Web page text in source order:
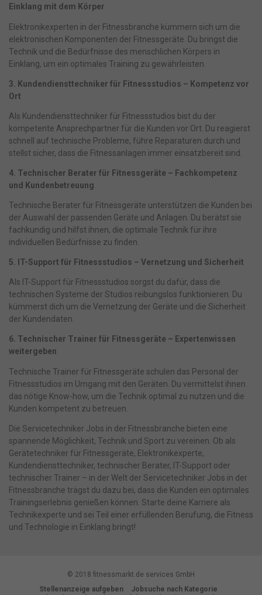
Einklang mit dem Körper
Elektronikexperten in der Fitnessbranche kümmern sich um die
elektronischen Komponenten der Fitnessgeräte. Du bringst die
Technik und die Bedürfnisse des menschlichen Körpers in
Einklang, um ein optimales Training zu gewährleisten.
3. Kundendiensttechniker für Fitnessstudios – Kompetenz vor
Ort
Als Kundendiensttechniker für Fitnessstudios bist du der
kompetente Ansprechpartner für die Kunden vor Ort. Du reagierst
schnell auf technische Probleme, führe Reparaturen durch und
stellst sicher, dass die Fitnessanlagen immer einsatzbereit sind.
4. Technischer Berater für Fitnessgeräte – Fachkompetenz
und Kundenbetreuung
Technische Berater für Fitnessgeräte unterstützen die Kunden bei
der Auswahl der passenden Geräte und Anlagen. Du berätst sie
fachkundig und hilfst ihnen, die optimale Technik für ihre
individuellen Bedürfnisse zu finden.
5. IT-Support für Fitnessstudios – Vernetzung und Sicherheit
Als IT-Support für Fitnessstudios sorgst du dafür, dass die
technischen Systeme der Studios reibungslos funktionieren. Du
kümmerst dich um die Vernetzung der Geräte und die Sicherheit
der Kundendaten.
6. Technischer Trainer für Fitnessgeräte – Expertenwissen
weitergeben
Technische Trainer für Fitnessgeräte schulen das Personal der
Fitnessstudios im Umgang mit den Geräten. Du vermittelst ihnen
das nötige Know-how, um die Technik optimal zu nutzen und die
Kunden kompetent zu betreuen.
Die Servicetechniker Jobs in der Fitnessbranche bieten eine
spannende Möglichkeit, Technik und Sport zu vereinen. Ob als
Gerätetechniker für Fitnessgeräte, Elektronikexperte,
Kundendiensttechniker, technischer Berater, IT-Support oder
technischer Trainer – in der Welt der Servicetechniker Jobs in der
Fitnessbranche trägst du dazu bei, dass die Kunden ein optimales
Trainingserlebnis genießen können. Starte deine Karriere als
Technikexperte und sei Teil einer erfüllenden Berufung, die Fitness
und Technologie in Einklang bringt!
© 2018 fitnessmarkt.de services GmbH
Stellenanzeige aufgeben
Jobsuche nach Kategorie